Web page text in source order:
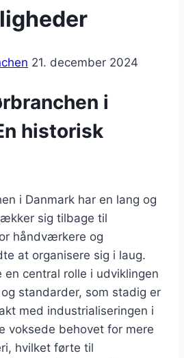
21. december 2024
i
historisk
i Danmark har en lang og
sig tilbage til
håndværkere og
at organisere sig i laug.
en central rolle i udviklingen
standarder, som stadig er
med industrialiseringen i
voksede behovet for mere
hvilket førte til